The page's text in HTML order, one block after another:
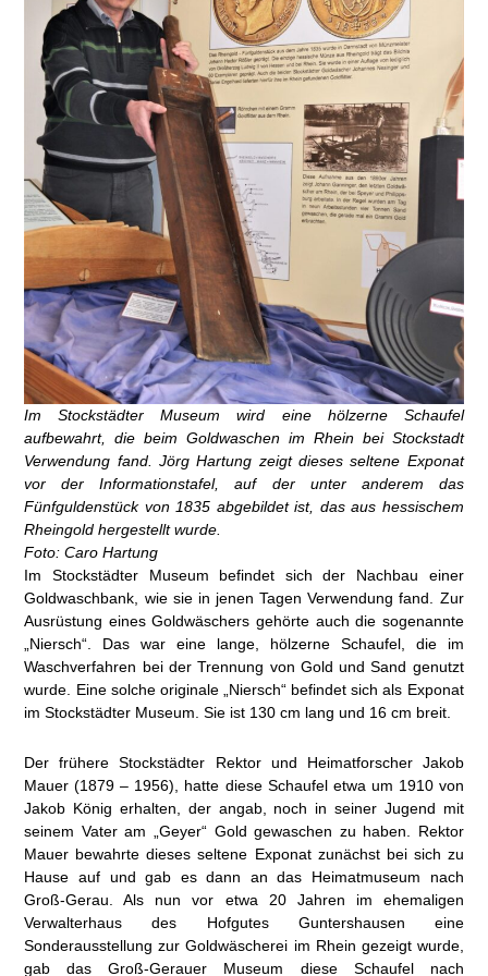
Im Stockstädter Museum wird eine hölzerne Schaufel
aufbewahrt, die beim Goldwaschen im Rhein bei Stockstadt
Verwendung fand. Jörg Hartung zeigt dieses seltene Exponat
vor der Informationstafel, auf der unter anderem das
Fünfguldenstück von 1835 abgebildet ist, das aus hessischem
Rheingold hergestellt wurde.
Foto: Caro Hartung
Im Stockstädter Museum befindet sich der Nachbau einer
Goldwaschbank, wie sie in jenen Tagen Verwendung fand. Zur
Ausrüstung eines Goldwäschers gehörte auch die sogenannte
„Niersch“. Das war eine lange, hölzerne Schaufel, die im
Waschverfahren bei der Trennung von Gold und Sand genutzt
wurde. Eine solche originale „Niersch“ befindet sich als Exponat
im Stockstädter Museum. Sie ist 130 cm lang und 16 cm breit.
Der frühere Stockstädter Rektor und Heimatforscher Jakob
Mauer (1879 – 1956), hatte diese Schaufel etwa um 1910 von
Jakob König erhalten, der angab, noch in seiner Jugend mit
seinem Vater am „Geyer“ Gold gewaschen zu haben. Rektor
Mauer bewahrte dieses seltene Exponat zunächst bei sich zu
Hause auf und gab es dann an das Heimatmuseum nach
Groß-Gerau. Als nun vor etwa 20 Jahren im ehemaligen
Verwalterhaus des Hofgutes Guntershausen eine
Sonderausstellung zur Goldwäscherei im Rhein gezeigt wurde,
gab das Groß-Gerauer Museum diese Schaufel nach